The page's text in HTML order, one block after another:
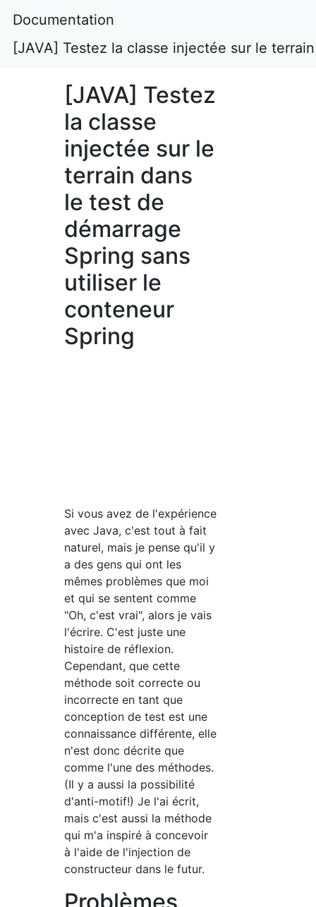
Documentation
[JAVA] Testez la classe injectée sur le
[JAVA] Testez
la classe
injectée sur le
terrain dans
le test de
démarrage
Spring sans
utiliser le
conteneur
Spring
Si vous avez de l'expérience
avec Java, c'est tout à fait
naturel, mais je pense qu'il y
a des gens qui ont les
mêmes problèmes que moi
et qui se sentent comme
"Oh, c'est vrai", alors je vais
l'écrire. C'est juste une
histoire de réflexion.
Cependant, que cette
méthode soit correcte ou
incorrecte en tant que
conception de test est une
connaissance différente, elle
n'est donc décrite que
comme l'une des méthodes.
(Il y a aussi la possibilité
d'anti-motif!) Je l'ai écrit,
mais c'est aussi la méthode
qui m'a inspiré à concevoir
à l'aide de l'injection de
constructeur dans le futur.